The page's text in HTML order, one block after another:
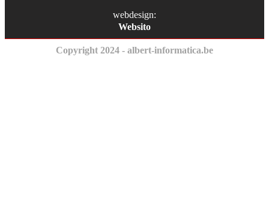
webdesign:
Websito
Copyright 2024 - albert-informatica.be